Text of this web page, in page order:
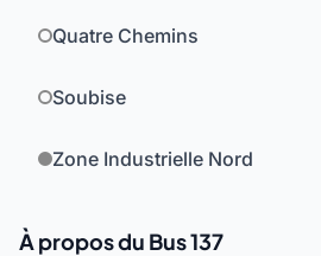
Quatre Chemins
Soubise
Zone Industrielle Nord
À propos du Bus 137